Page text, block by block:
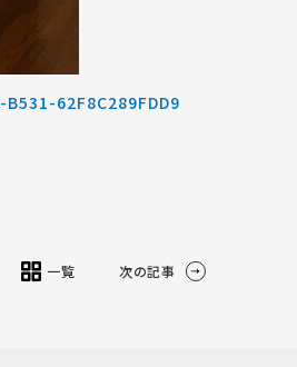
B531-62F8C289FDD9
一覧 次の記事